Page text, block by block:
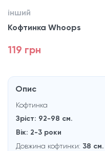
інший
Кофтинка Whoops
119 грн
Опис
Кофтинка
Зріст: 92-98 см.
Вік: 2-3 роки
Довжина кофтинки: 38 см.